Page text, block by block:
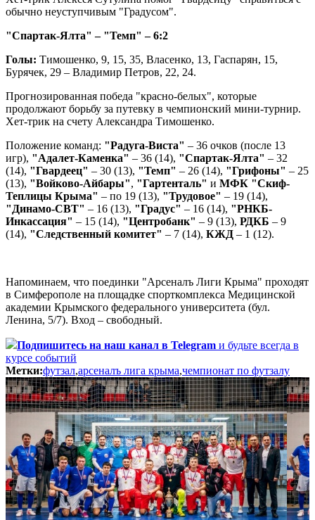
обычно неуступчивым "Градусом".
"Спартак-Ялта" – "Темп" – 6:2
Голы: Тимошенко, 9, 15, 35, Власенко, 13, Гаспарян, 15,
Бурячек, 29 – Владимир Петров, 22, 24.
Прогнозированная победа "красно-белых", которые
продолжают борьбу за путевку в чемпионский мини-турнир.
Хет-трик на счету Александра Тимошенко.
Положение команд: "Радуга-Виста" – 36 очков (после 13
игр), "Адалет-Каменка" – 36 (14), "Спартак-Ялта" – 32
(14), "Гвардеец" – 30 (13), "Темп" – 26 (14), "Грифоны" – 25
(13), "Войково-Айбары", "Гартенталь" и МФК "Скиф-
Теплицы Крыма" – по 19 (13), "Трудовое" – 19 (14),
"Динамо-СВТ" – 16 (13), "Градус" – 16 (14), "РНКБ-
Инкассация" – 15 (14), "Центробанк" – 9 (13), РДКБ – 9
(14), "Следственный комитет" – 7 (14), КЖД – 1 (12).
Напоминаем, что поединки "Арсеналъ Лиги Крыма" проходят
в Симферополе на площадке спорткомплекса Медицинской
академии Крымского федерального университета (бул.
Ленина, 5/7). Вход – свободный.
Подпишитесь на наш канал в Telegram и будьте всегда в
курсе событий
Метки:футзал,арсеналъ лига крыма,чемпионат по футзалу